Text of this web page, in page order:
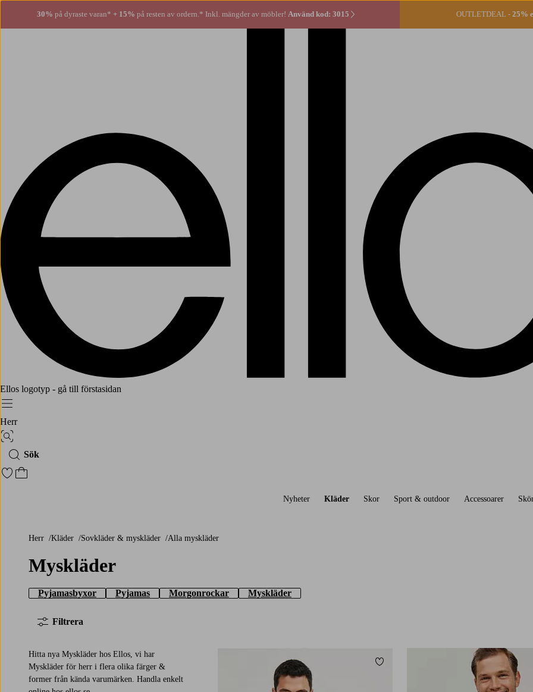
30% på dyraste varan* + 15% på resten av ordern.* Inkl. mängder av möbler! Använd kod: 3015 OUTLETDEAL - 25%
Ellos logotyp - gå till förstasidan
Meny
Herr
Bildsök
Sök
Gå till favoritmarkerade produkter
Gå till kundvagnen
Nyheter Kläder Skor Sport & outdoor Accessoarer
Herr Kläder Sovkläder & myskläder Alla myskläder
Myskläder
Pyjamasbyxor Pyjamas Morgonrockar Myskläder
Filtrera
Hitta nya Myskläder hos Ellos, vi har
Myskläder för herr i flera olika färger &
former från kända varumärken. Handla enkelt
Lägg till i favoriter